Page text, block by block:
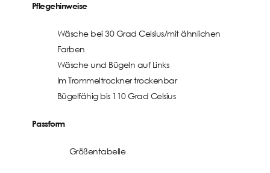
Pflegehinweise
Wäsche bei 30 Grad Celsius/mit ähnlichen
Farben
Wäsche und Bügeln auf Links
Im Trommeltrockner trockenbar
Bügelfähig bis 110 Grad Celsius
Passform
Größentabelle